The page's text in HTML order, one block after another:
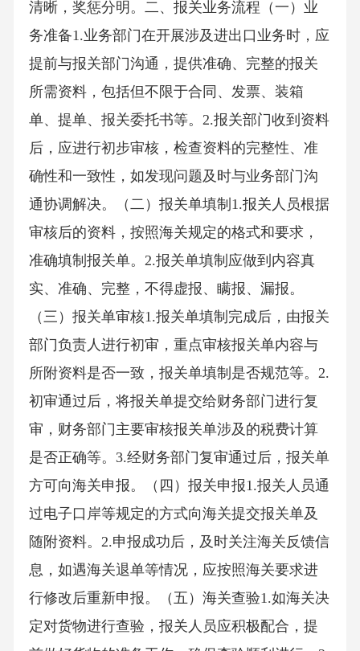
清晰，奖惩分明。二、报关业务流程（一）业
务准备1.业务部门在开展涉及进出口业务时，应
提前与报关部门沟通，提供准确、完整的报关
所需资料，包括但不限于合同、发票、装箱
单、提单、报关委托书等。2.报关部门收到资料
后，应进行初步审核，检查资料的完整性、准
确性和一致性，如发现问题及时与业务部门沟
通协调解决。（二）报关单填制1.报关人员根据
审核后的资料，按照海关规定的格式和要求，
准确填制报关单。2.报关单填制应做到内容真
实、准确、完整，不得虚报、瞒报、漏报。
（三）报关单审核1.报关单填制完成后，由报关
部门负责人进行初审，重点审核报关单内容与
所附资料是否一致，报关单填制是否规范等。2.
初审通过后，将报关单提交给财务部门进行复
审，财务部门主要审核报关单涉及的税费计算
是否正确等。3.经财务部门复审通过后，报关单
方可向海关申报。（四）报关申报1.报关人员通
过电子口岸等规定的方式向海关提交报关单及
随附资料。2.申报成功后，及时关注海关反馈信
息，如遇海关退单等情况，应按照海关要求进
行修改后重新申报。（五）海关查验1.如海关决
定对货物进行查验，报关人员应积极配合，提